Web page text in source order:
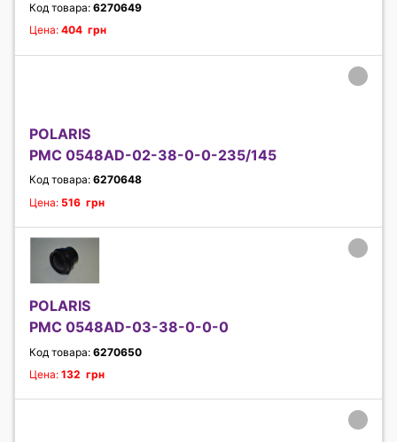
Код товара: 6270649
Цена: 404 грн
POLARIS
PMC 0548AD-02-38-0-0-235/145
Код товара: 6270648
Цена: 516 грн
POLARIS
PMC 0548AD-03-38-0-0-0
Код товара: 6270650
Цена: 132 грн